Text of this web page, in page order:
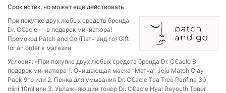
Срок истек, но может ещё действовать
При покупке двух любых средств бренда
Dr. C€acle — в подарок миниатюра!
Промокод Patch and Go (Патч анд го) Gift
for an order в магазин.
Условия: «При покупке двух любых средств бренда Dr. C€acle В
подарок миниатюра 1. Очищающая маска “Матча” Jeju Match Clay
Pack 9гр или 2. Пенка для умывания Dr. C€acle Tea Tree Purifine 30
mini 10ml или 3. Увлажняющий тонер Dr. C€acle Hyal Reyouth Toner